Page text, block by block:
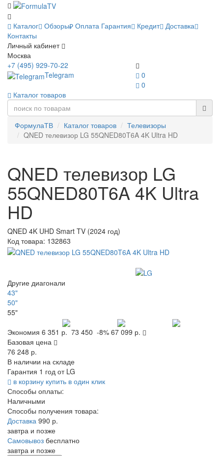
Каталог Обзоры Оплата Гарантия Кредит Доставка
Контакты
Личный кабинет
Москва
0
0
+7 (495) 929-70-22
Telegram
Каталог товаров
ФормулаТВ Каталог товаров
Телевизоры
QNED телевизор LG 55QNED80T6A 4K Ultra HD
QNED телевизор LG
55QNED80T6A 4K Ultra
HD
QNED 4K UHD Smart TV (2024 год)
Код товара: 132863
Другие диагонали
43"
50"
55"
Экономия 6 351 р. 73 450 -8% 67 099 р.
Базовая цена
76 248 р.
В наличии на складе
Гарантия 1 год от LG
в корзину купить в один клик
Способы оплаты:
Наличными
Способы получения товара:
Доставка 990 р.
завтра и позже
Самовывоз бесплатно
завтра и позже